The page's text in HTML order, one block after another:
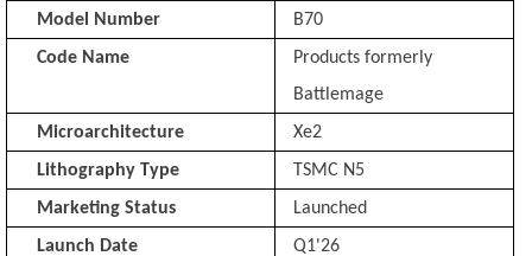
Model Number
B70
Code Name
Products formerly
Battlemage
Microarchitecture
Xe2
Lithography Type
TSMC N5
Marketing Status
Launched
Launch Date
Q1'26